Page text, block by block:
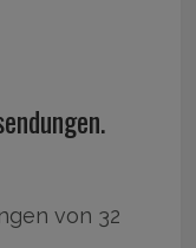
von 32